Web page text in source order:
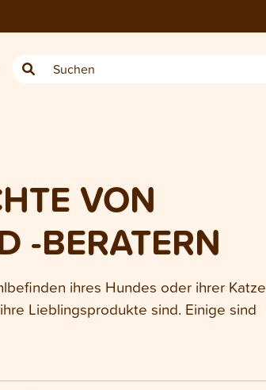
VON
-BERATERN
ihres Hundes oder ihrer Katze
Lieblingsprodukte sind. Einige sind